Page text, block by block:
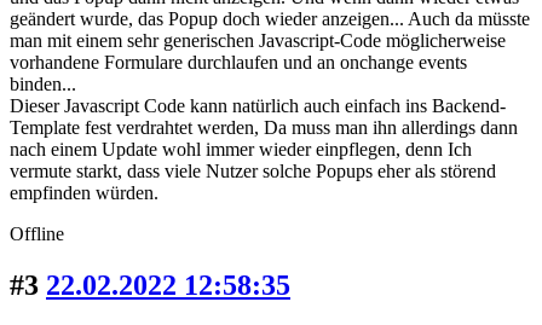
geändert wurde, das Popup doch wieder anzeigen... Auch da müsste
man mit einem sehr generischen Javascript-Code möglicherweise
vorhandene Formulare durchlaufen und an onchange events
binden...
Dieser Javascript Code kann natürlich auch einfach ins Backend-
Template fest verdrahtet werden, Da muss man ihn allerdings dann
nach einem Update wohl immer wieder einpflegen, denn Ich
vermute starkt, dass viele Nutzer solche Popups eher als störend
empfinden würden.
Offline
#3 22.02.2022 12:58:35